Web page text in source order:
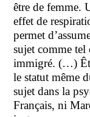
être de femme.
effet de
permet
sujet comme tel
immigré. (…)
le statut même
sujet dans la
Français, ni